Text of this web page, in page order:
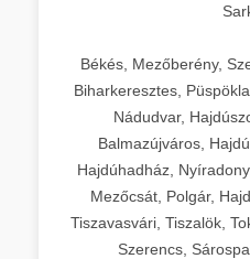
Békés, Mezőberény,
Biharkeresztes,
Nádudvar,
Balmazújváros,
Hajdúhadház,
Mezőcsát, Polgár,
Tiszavasvári, Tiszalök,
Szerencs,